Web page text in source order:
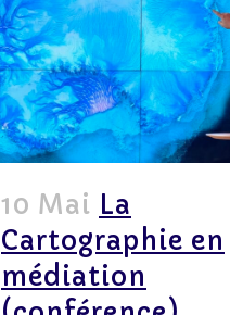
10 Mai La
Cartographie en
médiation